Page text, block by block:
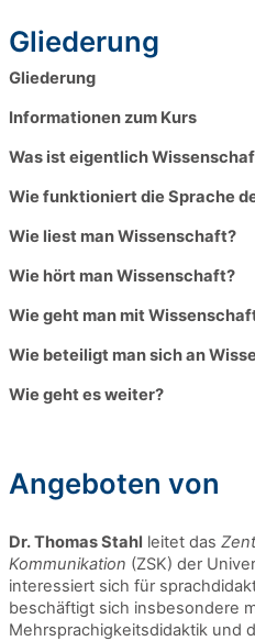
Gliederung
Gliederung
Informationen zum Kurs
Was ist eigentlich
Wie funktioniert die Sprache
Wie liest man Wissenschaft?
Wie hört man Wissenschaft?
Wie geht man mit
Wie beteiligt man sich an
Wie geht es weiter?
Angeboten von
Dr. Thomas Stahl leitet das
Kommunikation (ZSK) der
interessiert sich für
beschäftigt sich insbesondere
Mehrsprachigkeitsdidaktik und